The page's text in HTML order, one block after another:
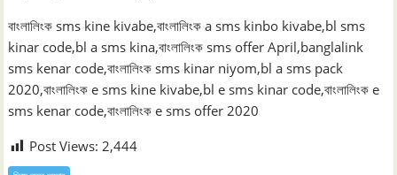
বাংলালিংক sms kine kivabe,বাংলালিংক a sms kinbo kivabe,bl sms
kinar code,bl a sms kina,বাংলালিংক sms offer April,banglalink
sms kenar code,বাংলালিংক sms kinar niyom,bl a sms pack
2020,বাংলালিংক e sms kine kivabe,bl e sms kinar code,বাংলালিংক e
sms kenar code,বাংলালিংক e sms offer 2020
Post Views: 2,444